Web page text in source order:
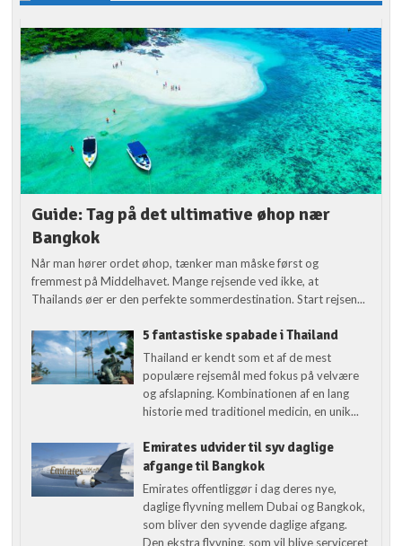
Guide: Tag på det ultimative øhop nær
Bangkok
Når man hører ordet øhop, tænker man måske først og
fremmest på Middelhavet. Mange rejsende ved ikke, at
Thailands øer er den perfekte sommerdestination. Start rejsen...
5 fantastiske spabade i Thailand
Thailand er kendt som et af de mest
populære rejsemål med fokus på velvære
og afslapning. Kombinationen af en lang
historie med traditionel medicin, en unik...
Emirates udvider til syv daglige
afgange til Bangkok
Emirates offentliggør i dag deres nye,
daglige flyvning mellem Dubai og Bangkok,
som bliver den syvende daglige afgang.
Den ekstra flyvning, som vil blive serviceret